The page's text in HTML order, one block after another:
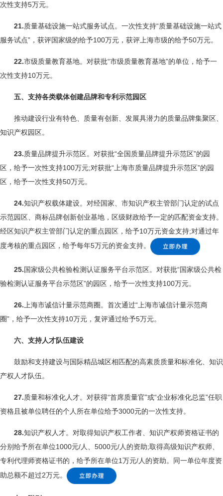
次性支持5万元。
21.质量基础设施一站式服务试点。一次性支持“质量基础设施一站式
服务试点”，获评国家级的给予100万元，获评上海市级的给予50万元。
22.市级质量教育基地。对获批“市级质量教育基地”的单位，给予一
次性支持10万元。
五、支持各类载体创建品牌和专利示范园区
推动建设行业有特色、质量有创新、发展具潜力的质量品牌集聚区、
知识产权园区。
23.质量品牌提升示范区。对获批“全国质量品牌提升示范区”的园
区，给予一次性支持100万元;对获批“上海市质量品牌提升示范区”的园
区，给予一次性支持50万元。
24.知识产权载体建设。对经国家、市知识产权主管部门认定的试点
示范园区、商标品牌创新创业基地，区级财政给予一定的匹配资金支持。
经区知识产权主管部门认定的重点园区，给予10万元资金支持;对通过年
度考核的重点园区，给予每年5万元的资金支持。
25.国家级公共检验检测认证服务平台示范区。对获批“国家级公共检
验检测认证服务平台示范区”的园区，给予一次性支持100万元。
26. 上海市诚信计量示范商圈。首次通过“上海市诚信计量示范商
圈”，给予一次性支持10万元，复评通过给予5万元。
六、支持人才队伍建设
鼓励和支持建设与国际精品城区相匹配的高素质质量和标准化、知识
产权人才队伍。
27.质量和标准化人才。对获得“首席质量官”或“企业标准化总监”任职
资格且被单位聘任的个人所在单位给予3000元的一次性支持。
28.知识产权人才。对取得知识产权工作者、知识产权师资格证书的
分别给予所在单位1000元/人、5000元/人的资助;取得高级知识产权师、
专利代理师资格证书的，给予所在单位1万元/人的资助。同一单位年度资
助总额不超过2万元。